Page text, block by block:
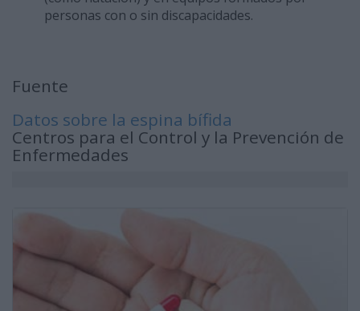
personas con o sin discapacidades.
Fuente
Datos sobre la espina bífida
Centros para el Control y la Prevención de
Enfermedades